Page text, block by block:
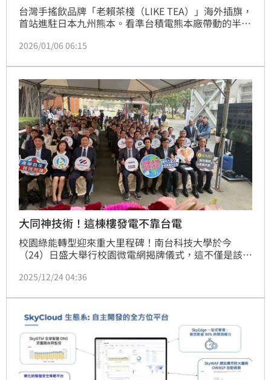
台灣手搖飲品牌「老賴茶棧（LIKE TEA）」海外插旗，
首站進駐日本九州熊本。看準台積電熊本廠帶動的半導
富，開設首間海外門市。並於1月1日試營運，9日正式
品牌，以科技輔助確保每一杯飲品都能呈現最穩定的極
致風味。
2026/01/06 06:15
大同神技術！這棟樓發電不靠台電
校園綠能轉型迎來重大里程碑！南台科技大學於今
（24）日盛大舉行校園微電網揭牌儀式，這不僅是該校
畫的全台「第一案」。負責建置的大同智能展現強大技
務，成功協助南台科大推動自主用電，成為國內校園微
電網的示範指標。
2025/12/24 04:36